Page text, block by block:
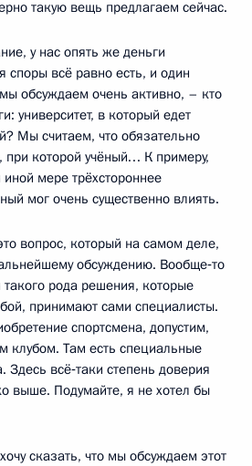
такую вещь предлагаем сейчас.
у нас опять же деньги
споры всё равно есть, и один
обсуждаем очень активно, – кто
университет, в который едет
Мы считаем, что обязательно
при которой учёный… К примеру,
мере трёхстороннее
мог очень существенно влиять.
вопрос, который на самом деле,
обсуждению. Вообще‑то
рода решения, которые
принимают сами специалисты.
спортсмена, допустим,
клубом. Там есть специальные
Здесь всё‑таки степень доверия
выше. Подумайте, я не хотел бы
сказать, что мы обсуждаем этот